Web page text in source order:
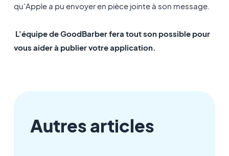
qu'Apple a pu envoyer en pièce jointe à son message.
L'équipe de GoodBarber fera tout son possible pour
vous aider à publier votre application.
Autres articles